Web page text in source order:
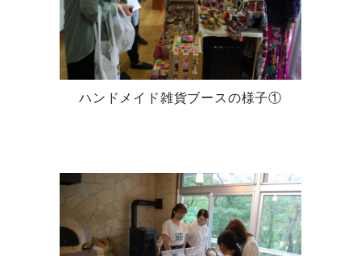
ハンドメイド雑貨ブースの様子①